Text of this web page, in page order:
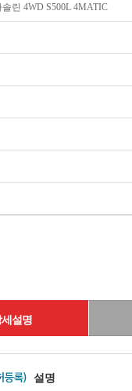
린 4WD S500L 4MATIC
설명
설명